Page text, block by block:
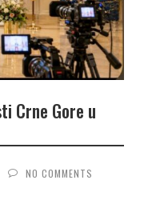
Crne Gore u
NO COMMENTS